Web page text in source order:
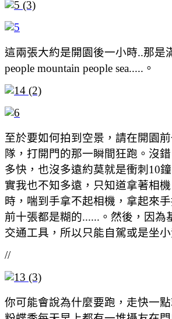
這兩張大約是開園後一小時..那是
people mountain people sea.....。
至於要如何拍到空景，請在開園
隊，打開門的那一瞬間狂跑。沒
多快，也沒多遠約莫就是衝刺10
實我也不知多遠，只知道拿著相
時，喘到手拿不起相機，拿起來
前十張都是糊的......。然後，因為
交通工具，所以只能自駕或是坐小
//
你可能會說為什麼要跑，走快一